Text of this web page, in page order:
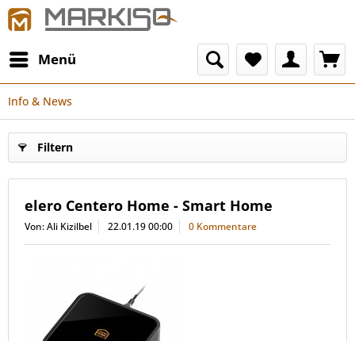
Menü
Info & News
Filtern
elero Centero Home - Smart Home
Von: Ali Kizilbel 22.01.19 00:00 0 Kommentare